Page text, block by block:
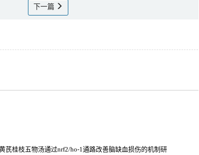
下一篇